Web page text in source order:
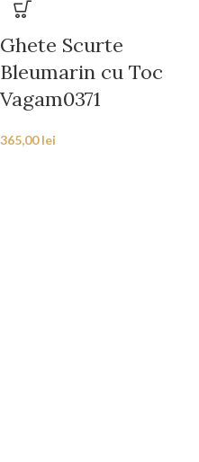
Ghete Scurte
Bleumarin cu Toc
Vagam0371
365,00lei